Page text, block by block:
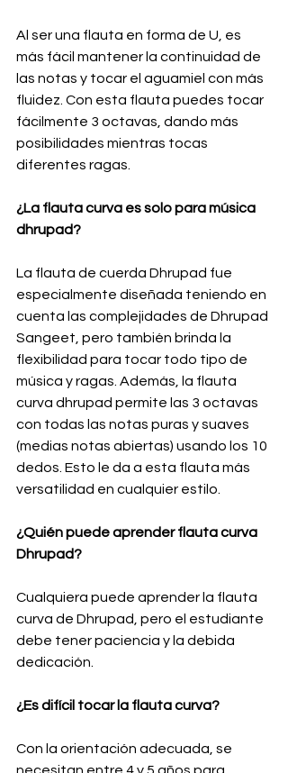
Al ser una flauta en forma de U, es
más fácil mantener la continuidad de
las notas y tocar el aguamiel con más
fluidez. Con esta flauta puedes tocar
fácilmente 3 octavas, dando más
posibilidades mientras tocas
diferentes ragas.
¿La flauta curva es solo para música
dhrupad?
La flauta de cuerda Dhrupad fue
especialmente diseñada teniendo en
cuenta las complejidades de Dhrupad
Sangeet, pero también brinda la
flexibilidad para tocar todo tipo de
música y ragas. Además, la flauta
curva dhrupad permite las 3 octavas
con todas las notas puras y suaves
(medias notas abiertas) usando los 10
dedos. Esto le da a esta flauta más
versatilidad en cualquier estilo.
¿Quién puede aprender flauta curva
Dhrupad?
Cualquiera puede aprender la flauta
curva de Dhrupad, pero el estudiante
debe tener paciencia y la debida
dedicación.
¿Es difícil tocar la flauta curva?
Con la orientación adecuada, se